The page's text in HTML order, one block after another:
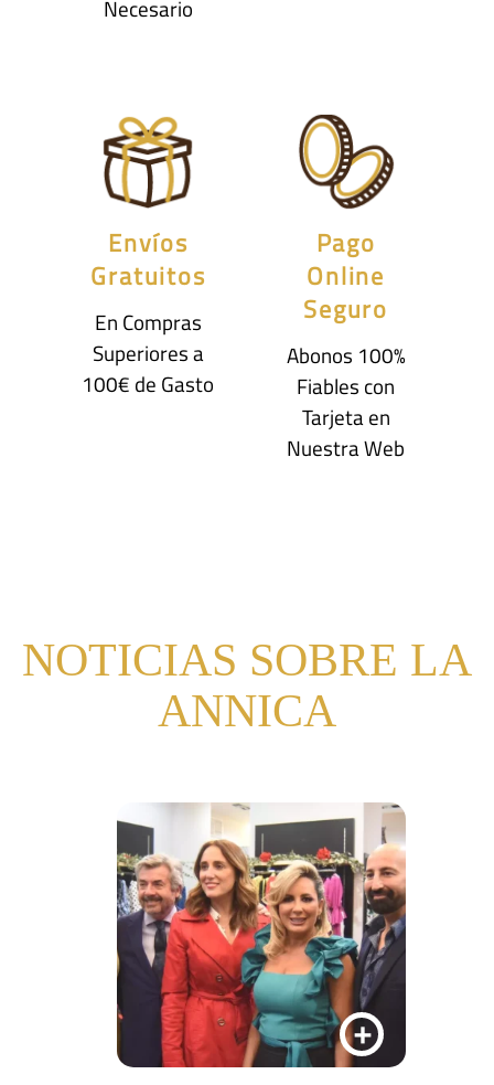
Necesario
Envíos
Gratuitos
En Compras
Superiores a
100€ de Gasto
Pago
Online
Seguro
Abonos 100%
Fiables con
Tarjeta en
Nuestra Web
NOTICIAS SOBRE LA
ANNICA
+